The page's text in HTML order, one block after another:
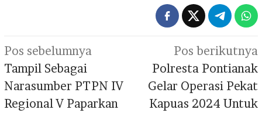
Navigasi
pos
Pos sebelumnya
Tampil Sebagai
Narasumber PTPN IV
Regional V Paparkan
Pos berikutnya
Polresta Pontianak
Gelar Operasi Pekat
Kapuas 2024 Untuk